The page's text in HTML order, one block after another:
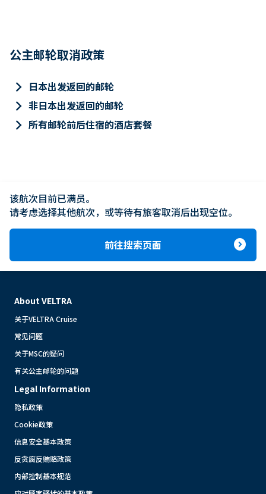
公主邮轮取消政策
keyboard_arrow_right 日本出发返回的邮轮
keyboard_arrow_right 非日本出发返回的邮轮
keyboard_arrow_right 所有邮轮前后住宿的酒店套餐
该航次目前已满员。
请考虑选择其他航次，或等待有旅客取消后出现空位。
前往搜索页面 expand_circle_right
About VELTRA
关于VELTRA Cruise
常见问题
关于MSC的疑问
有关公主邮轮的问题
Legal Information
隐私政策
Cookie政策
信息安全基本政策
反贪腐反贿赂政策
内部控制基本规范